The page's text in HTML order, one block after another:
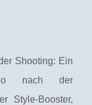
Shooting: Ein
nach der
Style-Booster,